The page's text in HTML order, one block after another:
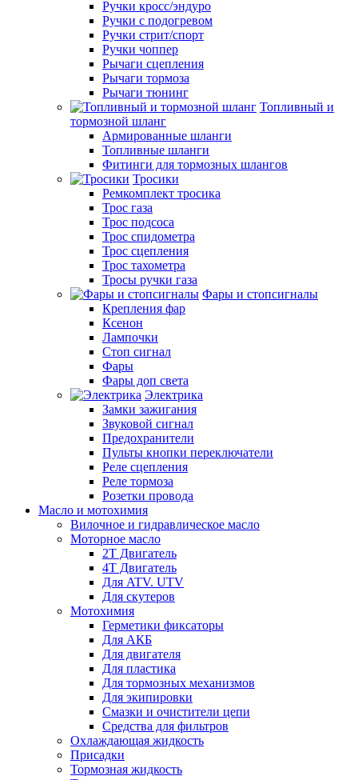
Ручки кросс/эндуро
Ручки с подогревом
Ручки стрит/спорт
Ручки чоппер
Рычаги сцепления
Рычаги тормоза
Рычаги тюнинг
Топливный и
тормозной шланг
Армированные шланги
Топливные шланги
Фитинги для тормозных шлангов
Тросики
Ремкомплект тросика
Трос газа
Трос подсоса
Трос спидометра
Трос сцепления
Трос тахометра
Тросы ручки газа
Фары и стопсигналы
Крепления фар
Ксенон
Лампочки
Стоп сигнал
Фары
Фары доп света
Электрика
Замки зажигания
Звуковой сигнал
Предохранители
Пульты кнопки переключатели
Реле сцепления
Реле тормоза
Розетки провода
Масло и мотохимия
Вилочное и гидравлическое масло
Моторное масло
2Т Двигатель
4Т Двигатель
Для ATV. UTV
Для скутеров
Мотохимия
Герметики фиксаторы
Для АКБ
Для двигателя
Для пластика
Для тормозных механизмов
Для экипировки
Смазки и очистители цепи
Средства для фильтров
Охлаждающая жидкость
Присадки
Тормозная жидкость